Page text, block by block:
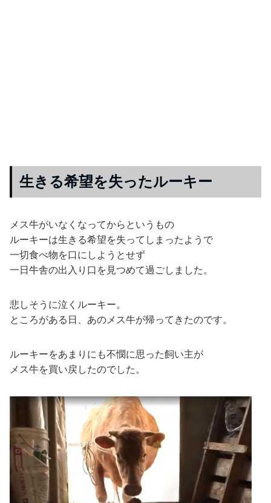
生きる希望を失ったルーキー
メス牛がいなくなってからというもの
ルーキーは生きる希望を失ってしまったようで
一切食べ物を口にしようとせず
一日牛舎の出入り口を見つめて過ごしました。
悲しそうに泣くルーキー。
ところがある日、あのメス牛が帰ってきたのです。
ルーキーをあまりにも不憫に思った飼い主が
メス牛を買い戻したのでした。